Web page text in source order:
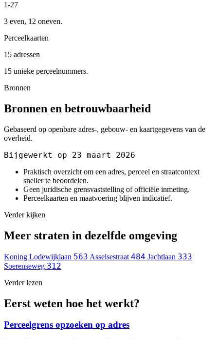
1-27
3 even, 12 oneven.
Perceelkaarten
15 adressen
15 unieke perceelnummers.
Bronnen
Bronnen en betrouwbaarheid
Gebaseerd op openbare adres-, gebouw- en kaartgegevens van de
overheid.
Bijgewerkt op 23 maart 2026
Praktisch overzicht om een adres, perceel en straatcontext
sneller te beoordelen.
Geen juridische grensvaststelling of officiële inmeting.
Perceelkaarten en maatvoering blijven indicatief.
Verder kijken
Meer straten in dezelfde omgeving
Koning Lodewijklaan 563 Asselsestraat 484 Jachtlaan 333
Soerenseweg 312
Verder lezen
Eerst weten hoe het werkt?
Perceelgrens opzoeken op adres